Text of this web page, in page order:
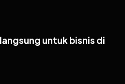
untuk bisnis di